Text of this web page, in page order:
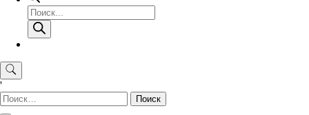
Поиск
товаров
'
Найти: